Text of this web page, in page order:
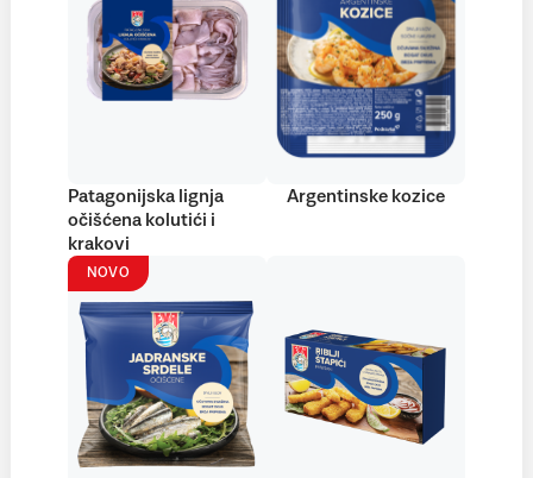
Patagonijska lignja
očišćena kolutići i
krakovi
Argentinske kozice
NOVO